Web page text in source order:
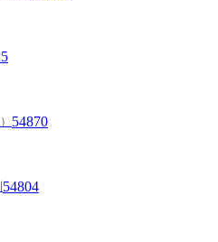
54870
54804